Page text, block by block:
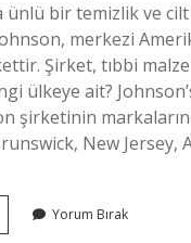
ünlü bir temizlik ve
merkezi
Şirket, tıbbi
ülkeye ait?
şirketinin
New Jersey,
Yorum Bırak